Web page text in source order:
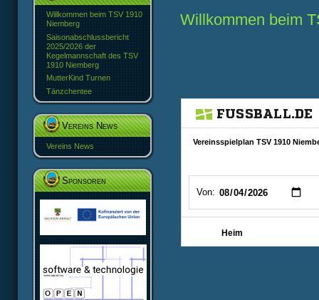
Willkommen beim TSV 1910
Niemberg
Saisonabschlussbericht
2025/2026 der
Kegelmannschaft des TSV
1910 Niemberg
MutterKind Turnen
Tänzchentee
Vereins News
Vereins News
Sponsoren
Willkommen beim